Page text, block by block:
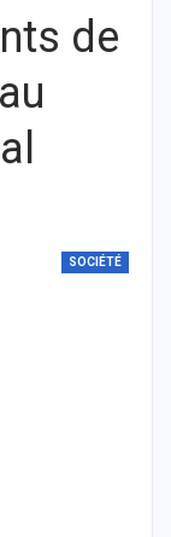
de
SOCIÉTÉ